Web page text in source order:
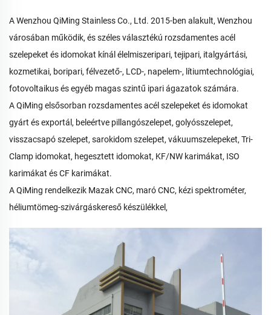
A Wenzhou QiMing Stainless Co., Ltd. 2015-ben alakult, Wenzhou
városában működik, és széles választékú rozsdamentes acél
szelepeket és idomokat kínál élelmiszeripari, tejipari, italgyártási,
kozmetikai, boripari, félvezető-, LCD-, napelem-, lítiumtechnológiai,
fotovoltaikus és egyéb magas szintű ipari ágazatok számára.
A QiMing elsősorban rozsdamentes acél szelepeket és idomokat
gyárt és exportál, beleértve pillangószelepet, golyósszelepet,
visszacsapó szelepet, sarokidom szelepet, vákuumszelepeket, Tri-
Clamp idomokat, hegesztett idomokat, KF/NW karimákat, ISO
karimákat és CF karimákat.
A QiMing rendelkezik Mazak CNC, maró CNC, kézi spektrométer,
héliumtömeg-szivárgáskereső készülékkel,